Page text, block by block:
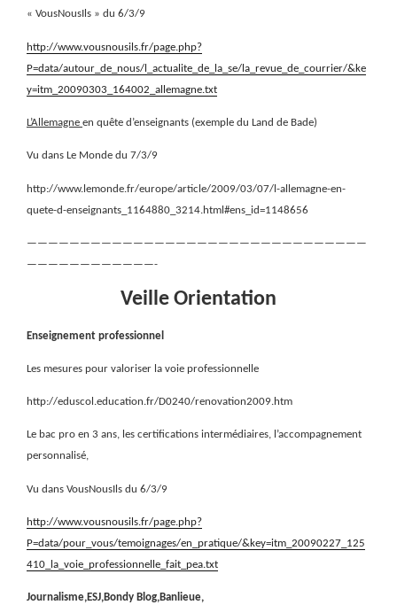
« VousNousIls » du 6/3/9
http://www.vousnousils.fr/page.php?
P=data/autour_de_nous/l_actualite_de_la_se/la_revue_de_courrier/&ke
y=itm_20090303_164002_allemagne.txt
L’Allemagne en quête d’enseignants (exemple du Land de Bade)
Vu dans Le Monde du 7/3/9
http://www.lemonde.fr/europe/article/2009/03/07/l-allemagne-en-
quete-d-enseignants_1164880_3214.html#ens_id=1148656
————————————————————————————————
————————————-
Veille Orientation
Enseignement professionnel
Les mesures pour valoriser la voie professionnelle
http://eduscol.education.fr/D0240/renovation2009.htm
Le bac pro en 3 ans, les certifications intermédiaires, l’accompagnement
personnalisé,
Vu dans VousNousIls du 6/3/9
http://www.vousnousils.fr/page.php?
P=data/pour_vous/temoignages/en_pratique/&key=itm_20090227_125
410_la_voie_professionnelle_fait_pea.txt
Journalisme,ESJ,Bondy Blog,Banlieue,